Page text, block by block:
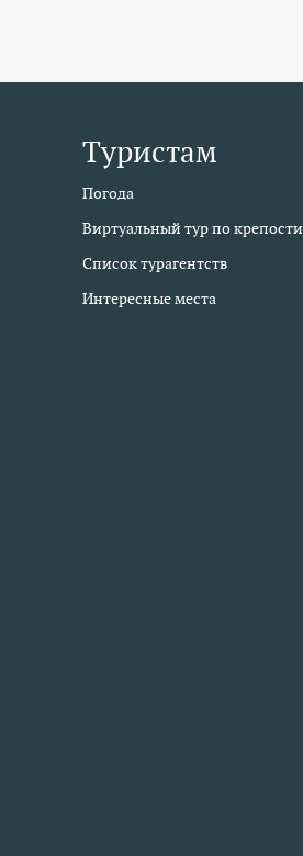
Туристам
Погода
Виртуальный тур по крепости
Список турагентств
Интересные места